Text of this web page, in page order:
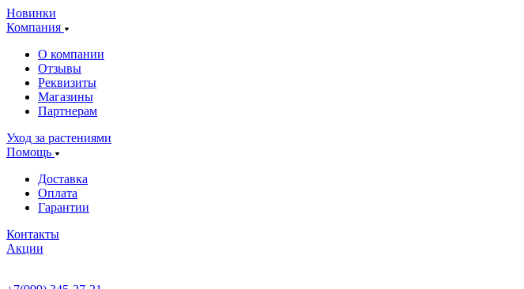
Новинки
Компания
О компании
Отзывы
Реквизиты
Магазины
Партнерам
Уход за растениями
Помощь
Доставка
Оплата
Гарантии
Контакты
Акции